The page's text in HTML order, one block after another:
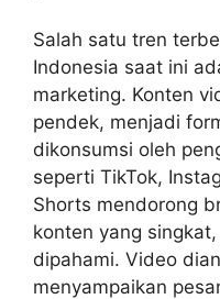
Salah satu tren
Indonesia saat ini
marketing. Konten
pendek, menjadi
dikonsumsi oleh
seperti TikTok,
Shorts mendorong
konten yang
dipahami. Video
menyampaikan